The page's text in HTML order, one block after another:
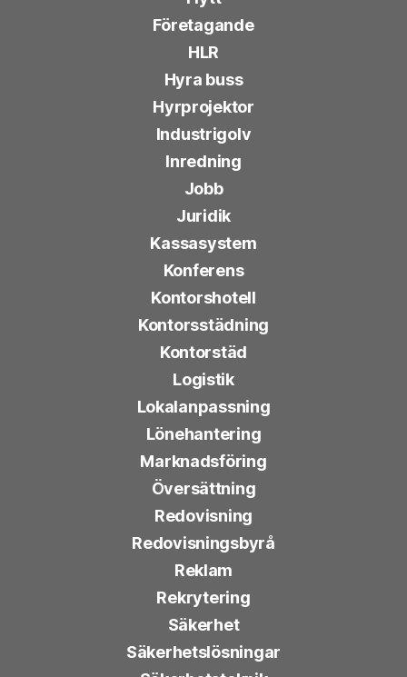
Företagande
HLR
Hyra buss
Hyrprojektor
Industrigolv
Inredning
Jobb
Juridik
Kassasystem
Konferens
Kontorshotell
Kontorsstädning
Kontorstäd
Logistik
Lokalanpassning
Lönehantering
Marknadsföring
Översättning
Redovisning
Redovisningsbyrå
Reklam
Rekrytering
Säkerhet
Säkerhetslösningar